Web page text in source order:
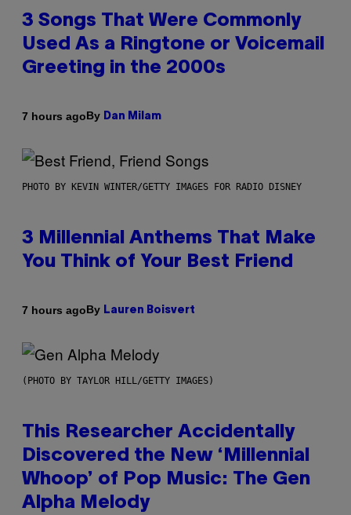
3 Songs That Were Commonly
Used As a Ringtone or Voicemail
Greeting in the 2000s
7 hours agoBy Dan Milam
PHOTO BY KEVIN WINTER/GETTY IMAGES FOR RADIO DISNEY
3 Millennial Anthems That Make
You Think of Your Best Friend
7 hours agoBy Lauren Boisvert
(PHOTO BY TAYLOR HILL/GETTY IMAGES)
This Researcher Accidentally
Discovered the New ‘Millennial
Whoop’ of Pop Music: The Gen
Alpha Melody